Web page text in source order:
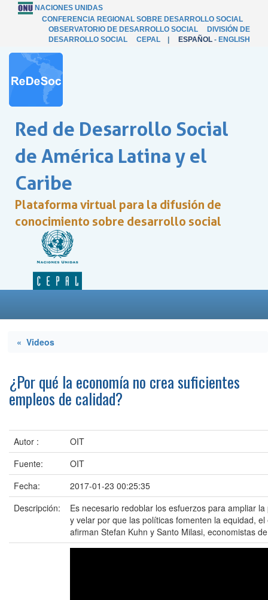
NACIONES UNIDAS
CONFERENCIA REGIONAL SOBRE DESARROLLO SOCIAL
OBSERVATORIO DE DESARROLLO SOCIAL
DIVISIÓN DE
DESARROLLO SOCIAL
CEPAL ESPAÑOL - ENGLISH
Red de Desarrollo Social
de América Latina y el
Caribe
Plataforma virtual para la difusión de
conocimiento sobre desarrollo social
« Videos
¿Por qué la economía no crea suficientes
empleos de calidad?
Autor :
OIT
Fuente:
OIT
Fecha:
2017-01-23 00:25:35
Descripción:
Es necesario redoblar los esfuerzos para ampliar
y velar por que las políticas fomenten la equidad,
afirman Stefan Kuhn y Santo Milasi, economistas